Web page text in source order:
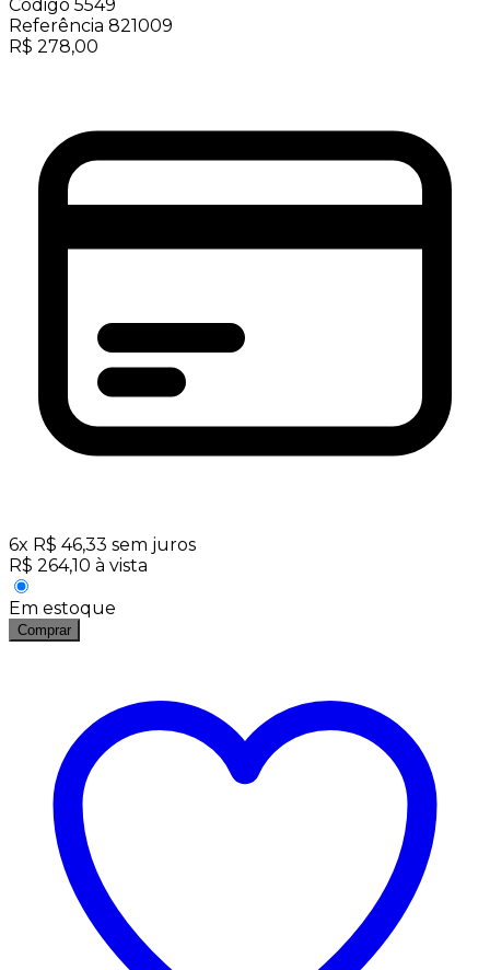
Código 5549
Referência 821009
R$ 278,00
6x R$ 46,33 sem juros
R$ 264,10 à vista
Em estoque
Comprar